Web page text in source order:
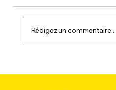
Rédigez un commentaire...